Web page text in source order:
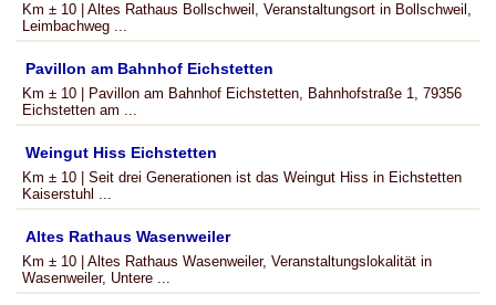
Km ± 10 | Altes Rathaus Bollschweil, Veranstaltungsort in Bollschweil,
Leimbachweg ...
Pavillon am Bahnhof Eichstetten
Km ± 10 | Pavillon am Bahnhof Eichstetten, Bahnhofstraße 1, 79356
Eichstetten am ...
Weingut Hiss Eichstetten
Km ± 10 | Seit drei Generationen ist das Weingut Hiss in Eichstetten
Kaiserstuhl ...
Altes Rathaus Wasenweiler
Km ± 10 | Altes Rathaus Wasenweiler, Veranstaltungslokalität in
Wasenweiler, Untere ...